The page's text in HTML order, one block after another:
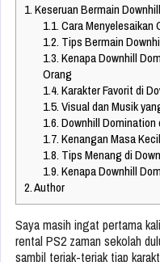
1.Keseruan Bermain
1.1.Cara Menyelesaikan
1.2. Tips Bermain
1.3.Kenapa Downhill
Orang
1.4.Karakter Favorit di
1.5.Visual dan Musik
1.6.Downhill Domination
1.7.Kenangan Masa
1.8. Tips Menang di
1.9.Kenapa Downhill
2.Author
Saya masih ingat pertama
rental PS2 zaman sekolah
sambil teriak-teriak tiap